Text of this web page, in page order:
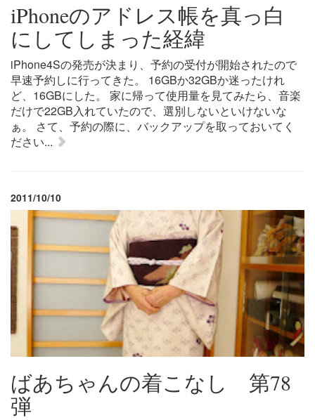
iPhoneのアドレス帳を真っ白
にしてしまった経緯
iPhone4Sの発売が決まり、予約の受付が開始されたので
早速予約しに行ってきた。 16GBか32GBか迷ったけれ
ど、16GBにした。 家に帰って使用量を見てみたら、音楽
だけで22GB入れていたので、選別しないといけないな
ぁ。 さて、予約の際に、バックアップを取っておいてく
ださい...
2011/10/10
ばあちゃんの着こなし 第78
弾